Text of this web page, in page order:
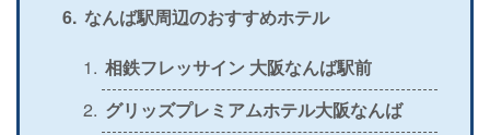
なんば駅周辺のおすすめホテル
相鉄フレッサイン 大阪なんば駅前
グリッズプレミアムホテル大阪なんば